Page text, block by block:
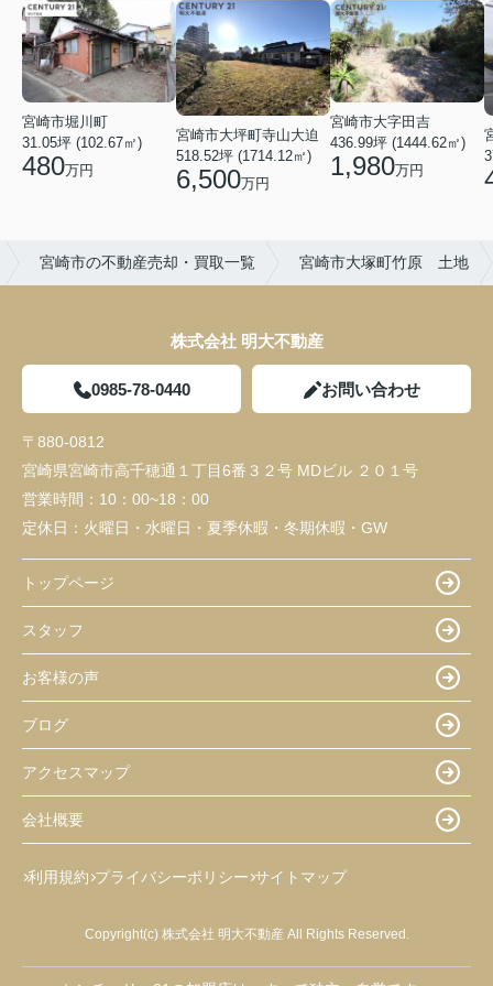
宮崎市堀川町
31.05坪 (102.67㎡)
480万円
宮崎市大坪町寺山大迫
518.52坪 (1714.12㎡)
6,500万円
宮崎市大字田吉
436.99坪 (1444.62㎡)
1,980万円
宮崎市の不動産売却・買取一覧 宮崎市大塚町竹原 土地
株式会社 明大不動産
0985-78-0440 お問い合わせ
〒880-0812
宮崎県宮崎市高千穂通１丁目6番３２号 MDビル ２０１号
営業時間： 10：00~18：00
定休日： 火曜日・水曜日・夏季休暇・冬期休暇・GW
トップページ
スタッフ
お客様の声
ブログ
アクセスマップ
会社概要
利用規約 プライバシーポリシー サイトマップ
Copyright(c) 株式会社 明大不動産 All Rights Reserved.